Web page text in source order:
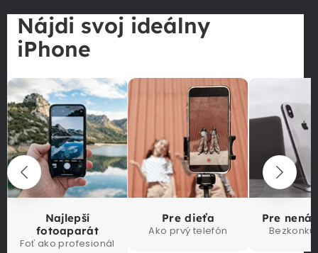
Nájdi svoj ideálny
iPhone
Najlepší
fotoaparát
Foť ako profesionál
Pre dieťa
Ako prvý telefón
Pre